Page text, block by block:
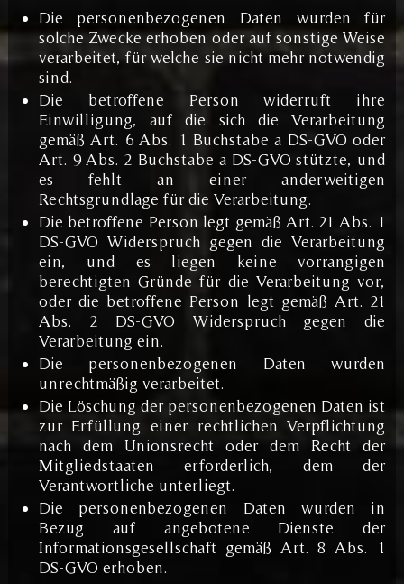
Die personenbezogenen Daten wurden für
solche Zwecke erhoben oder auf sonstige Weise
verarbeitet, für welche sie nicht mehr notwendig
sind.
Die betroffene Person widerruft ihre
Einwilligung, auf die sich die Verarbeitung
gemäß Art. 6 Abs. 1 Buchstabe a DS-GVO oder
Art. 9 Abs. 2 Buchstabe a DS-GVO stützte, und
es fehlt an einer anderweitigen
Rechtsgrundlage für die Verarbeitung.
Die betroffene Person legt gemäß Art. 21 Abs. 1
DS-GVO Widerspruch gegen die Verarbeitung
ein, und es liegen keine vorrangigen
berechtigten Gründe für die Verarbeitung vor,
oder die betroffene Person legt gemäß Art. 21
Abs. 2 DS-GVO Widerspruch gegen die
Verarbeitung ein.
Die personenbezogenen Daten wurden
unrechtmäßig verarbeitet.
Die Löschung der personenbezogenen Daten ist
zur Erfüllung einer rechtlichen Verpflichtung
nach dem Unionsrecht oder dem Recht der
Mitgliedstaaten erforderlich, dem der
Verantwortliche unterliegt.
Die personenbezogenen Daten wurden in
Bezug auf angebotene Dienste der
Informationsgesellschaft gemäß Art. 8 Abs. 1
DS-GVO erhoben.